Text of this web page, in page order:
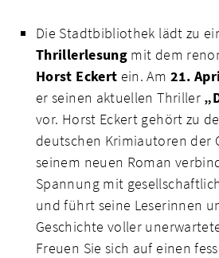
Die Stadtbibliothek lädt zu
Thrillerlesung mit dem
Horst Eckert ein. Am 21.
er seinen aktuellen Thriller
vor. Horst Eckert gehört zu
deutschen Krimiautoren der
seinem neuen Roman
Spannung mit
und führt seine Leserinnen
Geschichte voller
Freuen Sie sich auf einen